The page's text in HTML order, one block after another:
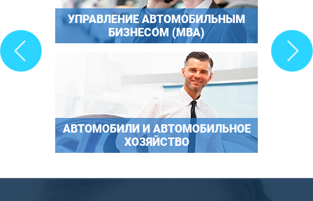
УПРАВЛЕНИЕ АВТОМОБИЛЬНЫМ
БИЗНЕСОМ (МВА)
АВТОМОБИЛИ И АВТОМОБИЛЬНОЕ
ХОЗЯЙСТВО